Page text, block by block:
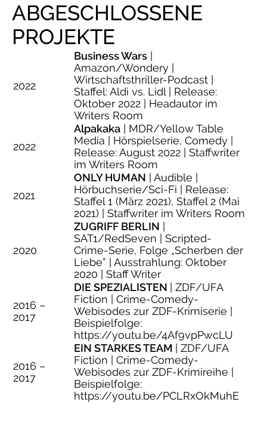
ABGESCHLOSSENE
PROJEKTE
2022
Business Wars
Amazon/Wondery |
Wirtschaftsthriller-Podcast |
Staffel: Aldi vs. Lidl | Release:
Oktober 2022 | Headautor im
Writers Room
2022
Alpakaka | MDR/Yellow Table
Media | Hörspielserie, Comedy |
Release: August 2022 | Staffwriter
im Writers Room
2021
ONLY HUMAN | Audible |
Hörbuchserie/Sci-Fi | Release:
Staffel 1 (März 2021), Staffel 2 (Mai
2021) | Staffwriter im Writers Room
2020
ZUGRIFF BERLIN
SAT1/RedSeven | Scripted-
Crime-Serie, Folge „Scherben der
Liebe” | Ausstrahlung: Oktober
2020 | Staff Writer
2016 –
2017
DIE SPEZIALISTEN
| ZDF/UFA
Fiction | Crime-Comedy-
Webisodes zur ZDF-Krimiserie |
Beispielfolge:
https://youtu.be/4Af9vpPwcLU
2016 –
2017
EIN STARKES TEAM
| ZDF/UFA
Fiction | Crime-Comedy-
Webisodes zur ZDF-Krimireihe |
Beispielfolge:
https://youtu.be/PCLRxOkMuhE